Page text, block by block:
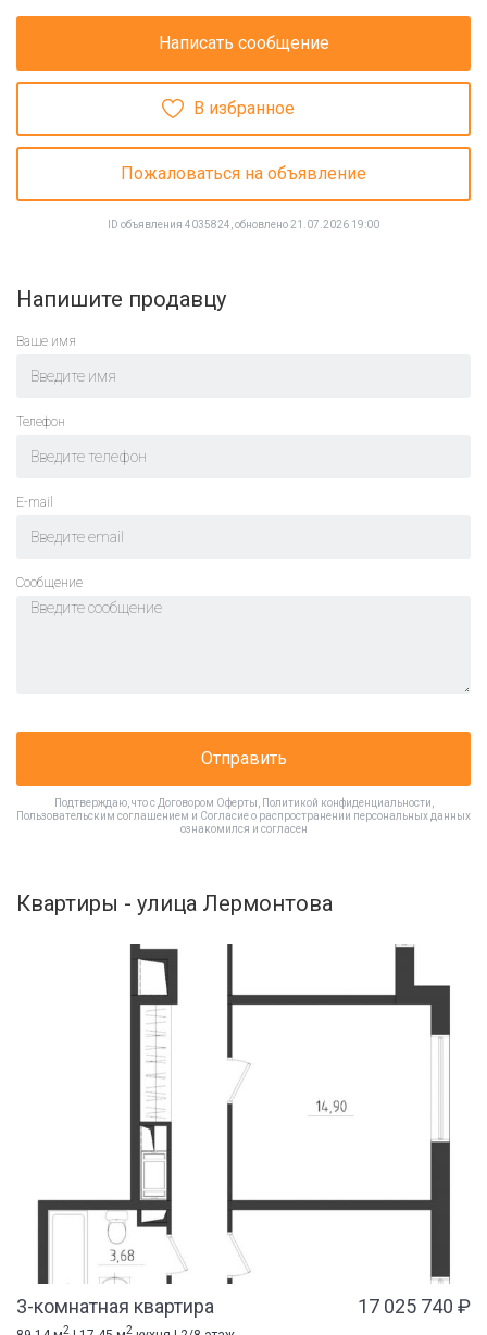
Написать сообщение
В избранное
Пожаловаться на объявление
ID объявления 4035824, обновлено 21.07.2026 19:00
Напишите продавцу
Ваше имя
Телефон
E-mail
Cообщение
Отправить
Подтверждаю, что с Договором Оферты Политикой конфиденциальности
Пользовательским соглашением и Согласие о распространении персональных данных
ознакомился и согласен
Квартиры - улица Лермонтова
3-комнатная квартира 17 025 740 ₽
2 2